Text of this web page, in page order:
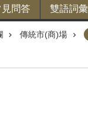
見問答 雙語詞彙
傳統市(商)場